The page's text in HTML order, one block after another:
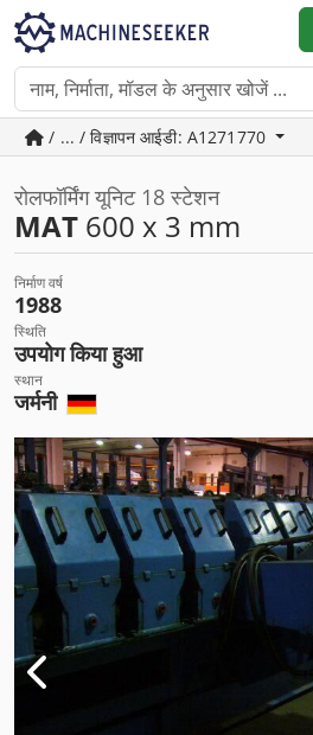
/ ... / विज्ञापन आईडी: A1271770
रोलफॉर्मिंग यूनिट 18 स्टेशन
MAT 600 x 3 mm
निर्माण वर्ष
1988
स्थिति
उपयोग किया हुआ
स्थान
जर्मनी